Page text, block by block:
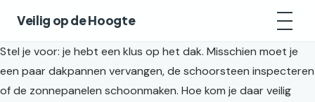
Veilig op de Hoogte
Stel je voor: je hebt een klus op het dak. Misschien moet je
een paar dakpannen vervangen, de schoorsteen inspecteren
of de zonnepanelen schoonmaken. Hoe kom je daar veilig